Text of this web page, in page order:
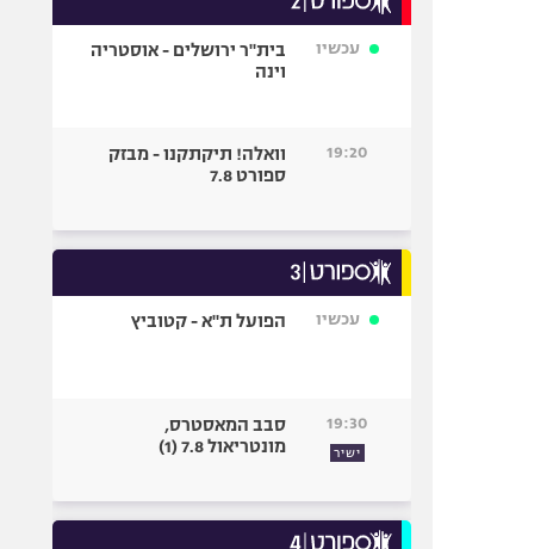
עכשיו
בית"ר ירושלים - אוסטריה
וינה
19:20
וואלה! תיקתקנו - מבזק
ספורט 7.8
עכשיו הפועל ת"א - קטוביץ
19:30
ישיר
סבב המאסטרס,
מונטריאול 7.8 (1)